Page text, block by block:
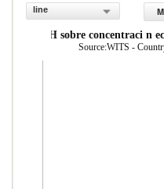
line
de HH sobre concentraci n
Source:WITS -